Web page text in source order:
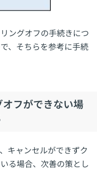
ングオフの手続きにつ
、そちらを参考に手続
フができない場
キャンセルができずク
る場合、次善の策とし